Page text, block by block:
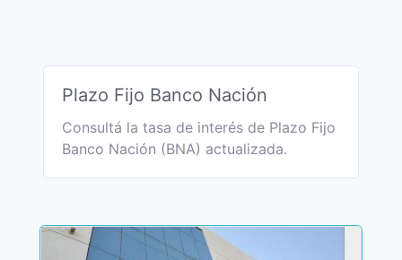
Plazo Fijo Banco Nación
Consultá la tasa de interés de Plazo Fijo
Banco Nación (BNA) actualizada.